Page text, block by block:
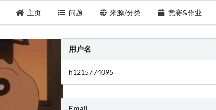
主页 问题 来源/分类 竞赛&作业
用户名
h1215774095